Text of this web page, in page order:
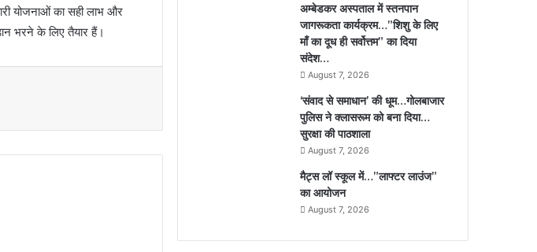
योजनाओं का सही लाभ और
भरने के लिए तैयार हैं।
अम्बेडकर अस्पताल में स्तनपान
जागरूकता कार्यक्रम…”शिशु के लिए
माँ का दूध ही सर्वोत्तम” का दिया
संदेश…
August 7, 2026
‘संवाद से समाधान’ की धूम…गोलबाजार
पुलिस ने क्लासरूम को बना दिया…
सुरक्षा की पाठशाला
August 7, 2026
मैट्स लॉ स्कूल में…”लाफ्टर लाउंज”
का आयोजन
August 7, 2026